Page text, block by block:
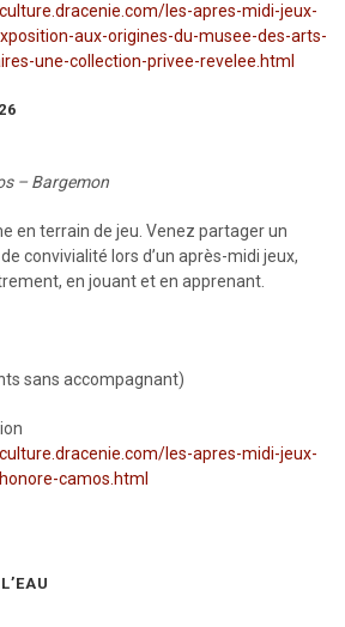
les-apres-midi-jeux-
aux-origines-du-musee-des-arts-
une-collection-privee-revelee.html
– Bargemon
en terrain de jeu. Venez partager un
convivialité lors d’un après-midi jeux,
en jouant et en apprenant.
sans accompagnant)
les-apres-midi-jeux-
camos.html